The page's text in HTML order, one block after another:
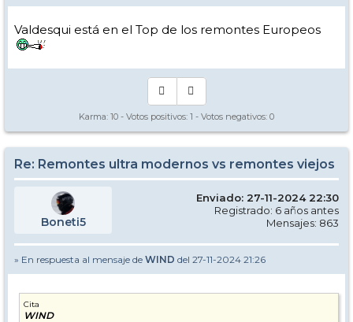
Valdesqui está en el Top de los remontes Europeos
Karma: 10 - Votos positivos: 1 - Votos negativos: 0
Re: Remontes ultra modernos vs remontes viejos
Boneti5
Enviado: 27-11-2024 22:30
Registrado: 6 años antes
Mensajes: 863
» En respuesta al mensaje de WIND del 27-11-2024 21:26
Cita
WIND